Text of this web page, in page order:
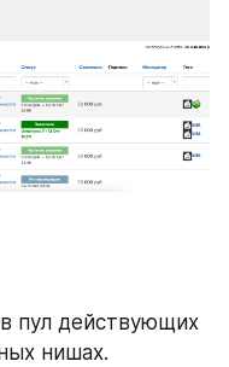
пул действующих
нишах.